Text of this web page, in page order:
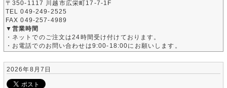
〒350-1117 川越市広栄町17-7-1F
TEL 049-249-2525
FAX 049-257-4989
▼営業時間
・ネットでのご注文は24時間受け付けております。
・お電話でのお問い合わせは9:00-18:00にお願いします。
2026年8月7日